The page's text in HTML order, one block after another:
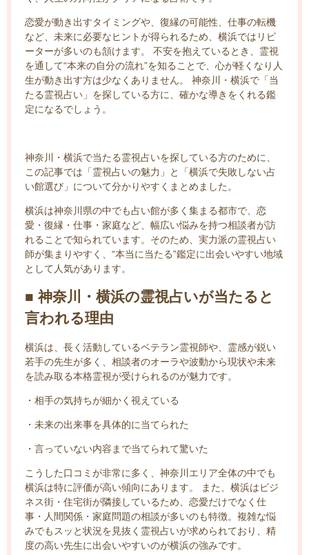
恋愛が動き出すタイミングや、復縁の可能性、仕事の転機
など、未来に必要なヒントが得られるため、横浜ではリピ
ーターが多いのも頷けます。 不安を抱えているとき、霊視
を通して“本来の自分の流れ”を知ることで、心が軽くなり人
生が動き出す方は少なくありません。 神奈川・横浜で「当
たる霊視占い」を探している方に、確かな導きをくれる鑑
定になるでしょう。
神奈川・横浜で当たる霊視占いを探している方のために、
この記事では「霊視占いの魅力」と「横浜で失敗しない占
い館選び」について分かりやすくまとめました。
横浜は神奈川県の中でも占い館が多く集まる都市で、恋
愛・復縁・仕事・家庭など、幅広い悩みを持つ相談者が訪
れることで知られています。そのため、実力派の霊視占い
師が集まりやすく、“本当に当たる”鑑定に出会いやすい地域
として人気があります。
■ 神奈川・横浜の霊視占いが当たると
言われる理由
横浜は、長く活動しているベテラン霊視師や、霊感が鋭い
若手の先生が多く、相談者のオーラや波動から現状や未来
を読み取る本格霊視が受けられるのが魅力です。
・相手の気持ちが細かく視えている
・未来の出来事を具体的に当てられた
・言っていない内容まで当てられて驚いた
こうした口コミが非常に多く、神奈川エリア全体の中でも
横浜は特に評価が高い傾向にあります。 また、横浜はビジ
ネス街・住宅街が隣接しているため、恋愛だけでなく仕
事・人間関係・家庭問題の相談が多いのも特徴。複雑な悩
みでもスッと状況を見抜く霊視占いが求められており、精
度の高い先生に出会いやすいのが横浜の強みです。